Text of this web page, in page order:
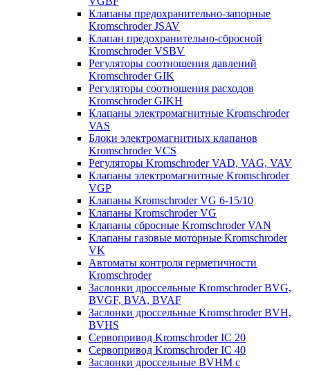
Клапаны предохранительно-запорные
Kromschroder JSAV
Клапан предохранительно-сбросной
Kromschroder VSBV
Регуляторы соотношения давлений
Kromschroder GIK
Регуляторы соотношения расходов
Kromschroder GIKH
Клапаны электромагнитные Kromschroder
VAS
Блоки электромагнитных клапанов
Kromschroder VCS
Регуляторы Kromschroder VAD, VAG, VAV
Клапаны электромагнитные Kromschroder
VGP
Клапаны Kromschroder VG 6-15/10
Клапаны Kromschroder VG
Клапаны сбросные Kromschroder VAN
Клапаны газовые моторные Kromschroder
VK
Автоматы контроля герметичности
Kromschroder
Заслонки дроссельные Kromschroder BVG,
BVGF, BVA, BVAF
Заслонки дроссельные Kromschroder BVH,
BVHS
Сервопривод Kromschroder IC 20
Сервопривод Kromschroder IC 40
Заслонки дроссельные BVHM с